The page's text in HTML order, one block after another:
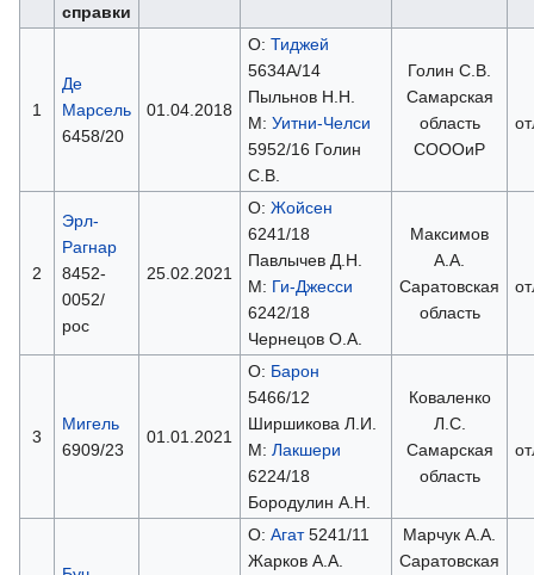
справки
1
Де
Марсель
6458/20
01.04.2018
О: Тиджей
5634А/14
Пыльнов Н.Н.
М: Уитни-Челси
5952/16 Голин
С.В.
Голин С.В.
Самарская
область
СОООиР
2
Эрл-
Рагнар
8452-
0052/
рос
25.02.2021
О: Жойсен
6241/18
Павлычев Д.Н.
М: Ги-Джесси
6242/18
Чернецов О.А.
Максимов
А.А.
Саратовская
область
3
Мигель
6909/23
01.01.2021
О: Барон
5466/12
Ширшикова Л.И.
М: Лакшери
6224/18
Бородулин А.Н.
Коваленко
Л.С.
Самарская
область
О: Агат5241/11
Жарков А.А.
Марчук А.А.
Саратовская